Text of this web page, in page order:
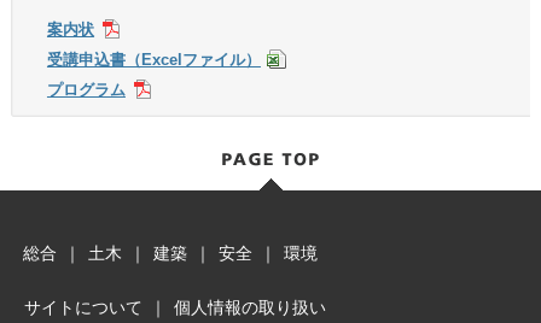
案内状
受講申込書（Excelファイル）
プログラム
総合 ｜ 土木 ｜ 建築 ｜ 安全 ｜ 環境
サイトについて ｜ 個人情報の取り扱い